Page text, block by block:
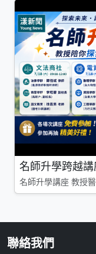
名師升學跨越
名師升學講座 教授
聯絡我們